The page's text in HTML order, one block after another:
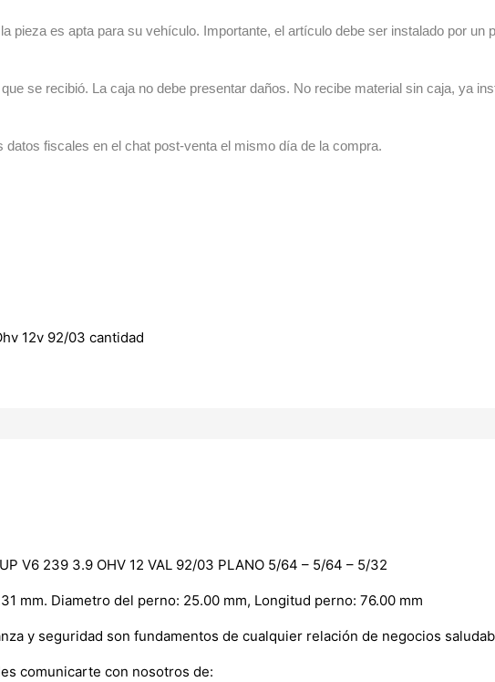
pieza es apta para su vehículo. Importante, el artículo debe ser instalado por un
se recibió. La caja no debe presentar daños. No recibe material sin caja, ya
fiscales en el chat post-venta el mismo día de la compra.
12v 92/03 cantidad
V6 239 3.9 OHV 12 VAL 92/03 PLANO 5/64 – 5/64 – 5/32
mm. Diametro del perno: 25.00 mm, Longitud perno: 76.00 mm
y seguridad son fundamentos de cualquier relación de negocios
comunicarte con nosotros de: